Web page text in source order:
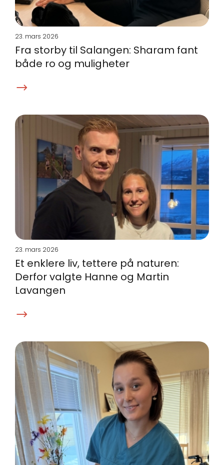
23. mars 2026
Fra storby til Salangen: Sharam fant
både ro og muligheter
23. mars 2026
Et enklere liv, tettere på naturen:
Derfor valgte Hanne og Martin
Lavangen